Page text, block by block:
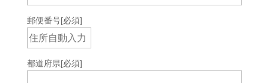
郵便番号[必須]
都道府県[必須]